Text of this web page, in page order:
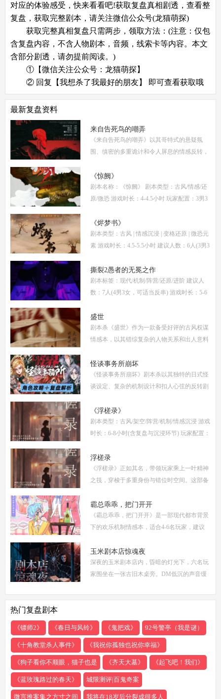
对应的体验感受，快来看看吧!获取复盘真相剧透，查看整
复盘，获取完整剧本，请关注微信公众号(龙猫萌探)
获取完整真相复盘只需两步，领取方法：(注意：仅包
含复盘内容，不含人物剧本，音频，线索卡等内容。本文
含部分剧透，请勿提前阅读。)
①【微信关注公众号：龙猫萌探】
② 回复【我想杀了我最好的朋友】 即可查看获取哦
最新复盘资料
来自告死鸟的嘲弄
《来自告死鸟的嘲弄》以其哥特式的悬疑氛
围、缜密的多重诡计和令人屏息的情感反转，
南将从线索流程梳理、角色任务解析、核心诡
计拆
《惊阙》
剧本名称：《惊阙》 剧本类型：古风/情感/还
原/微恐 游戏时长：4-4.5小时 玩家配置：3男3
体验测评内容，复盘答案仅需2步： (1)关注微
信公
《烬梦书》
剧本类型：古风 | 情感沉浸 | 变格还原 | 微恐元
素 游戏时长：4.5-5.5小时 建议人数：6人(3男3
风故事、情感细腻、偏好剧情还原的玩家 《烬
梦
撕裂2愚者的无冕之作
剧本标签：现代/机制/阵营/还原/进阶 建议人
数：7人(4男3女，可适当反串) 游戏时长：5-6
《撕裂2愚者的无冕之作》玩家点评关键词：
机制
盛世
剧本杀《盛世》作为一款备受好评的古风权谋
情感本，以其错综复杂的人物关系和出人意料
供全面的复盘解析，包括角色攻略、关键线索
解
怪谈事务所崩坏
《怪谈事务所崩坏》剧本杀以其独特的日式怪
谈设定、复杂的机制设计和扣人心弦的反转剧
复盘、体验测评、新本攻略、类型时间和玩家
点
《浮槎录》
剧本类型：古风/架空/阵营/机制/情感沉浸 游戏
时长：6-8小时(含复盘与沉浸环节) 玩家配置：
别选择以增强代入感) 适合玩家：适合喜爱深
度
浮槎录
《浮槎录》正如其名，带领玩家乘上一叶精神
之筏，穿梭于多重身份与错位时空间。这部备
精密的机制设计和深刻的人性探讨，在剧本杀
圈
霸总乖乖，把门开开
《霸总乖乖，把门开开》是一部现代都市背景
下的欢乐机制情感本，适合4-6名玩家，建议
争、家族恩怨与情感纠葛，以轻松幽默的笔触
描绘了一
玉米剧本店惊魂夜
深夜的玉米剧本店内，昏暗的灯光下，六名玩
家围坐在一张古旧木桌旁。DM低沉的声音缓
热门复盘剧本
《镖师2》 《春日与风铃》 《鬼把戏》 92号警亭（我是谜）
《十角教堂杀人事件》 《我祝你孤独也祝你幸福》
《狗子看你不顺眼，猫子也是 《齐天大墓》 《起飞吧！我们》
《蓝玫瑰路过的春天》 城限测评|百鬼奇案
微言推案集之方寸之间 我将在18岁后分裂成很多人